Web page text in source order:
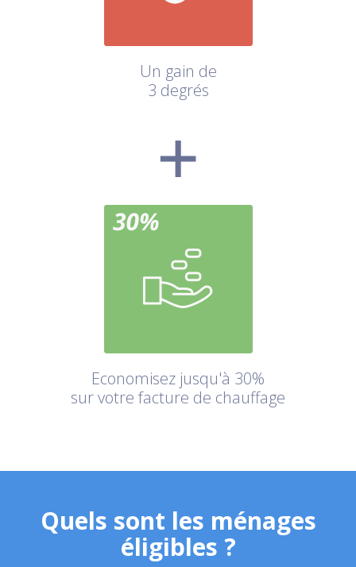
Un gain de
3 degrés
Economisez jusqu'à 30%
sur votre facture de chauffage
Quels sont les ménages
éligibles ?